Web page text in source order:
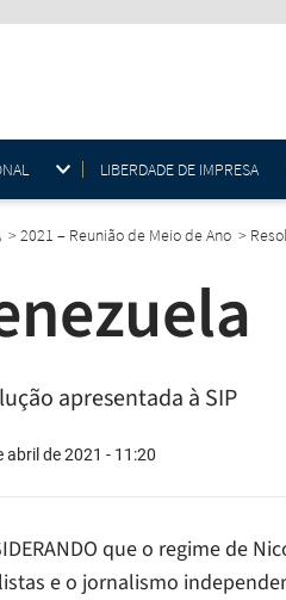
LIBERDADE DE IMPRESA
>2021 – Reunião de Meio de Ano >
apresentada à SIP
abril de 2021 - 11:20
que o regime de
e o jornalismo